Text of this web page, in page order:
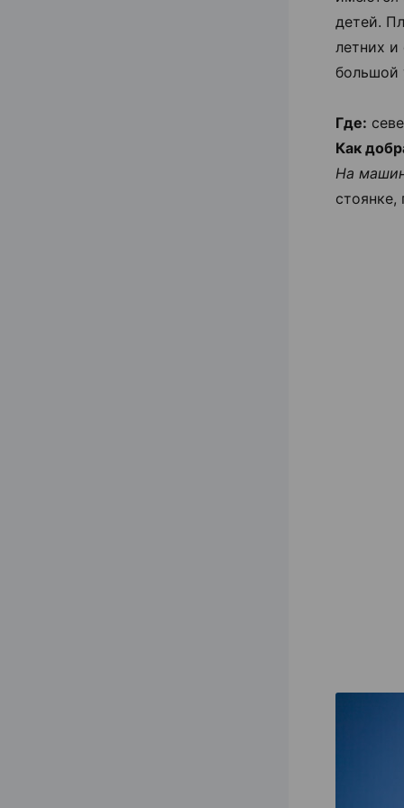
детей.
летних
большой
Где:
Как
На